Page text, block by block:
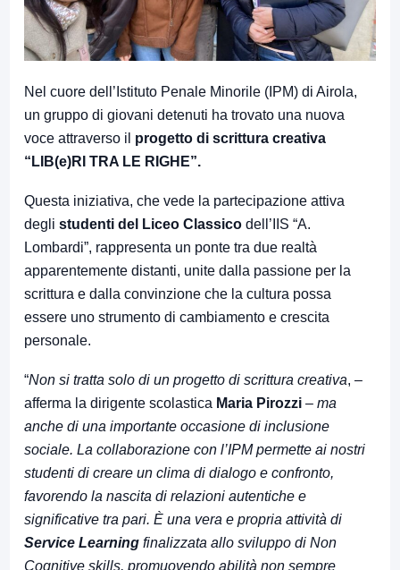
Nel cuore dell’Istituto Penale Minorile (IPM) di Airola,
un gruppo di giovani detenuti ha trovato una nuova
voce attraverso il progetto di scrittura creativa
“LIB(e)RI TRA LE RIGHE”.
Questa iniziativa, che vede la partecipazione attiva
degli studenti del Liceo Classico dell’IIS “A.
Lombardi”, rappresenta un ponte tra due realtà
apparentemente distanti, unite dalla passione per la
scrittura e dalla convinzione che la cultura possa
essere uno strumento di cambiamento e crescita
personale.
“Non si tratta solo di un progetto di scrittura creativa, –
afferma la dirigente scolastica Maria Pirozzi – ma
anche di una importante occasione di inclusione
sociale. La collaborazione con l’IPM permette ai nostri
studenti di creare un clima di dialogo e confronto,
favorendo la nascita di relazioni autentiche e
significative tra pari. È una vera e propria attività di
Service Learning finalizzata allo sviluppo di Non
Cognitive skills, promuovendo abilità non sempre